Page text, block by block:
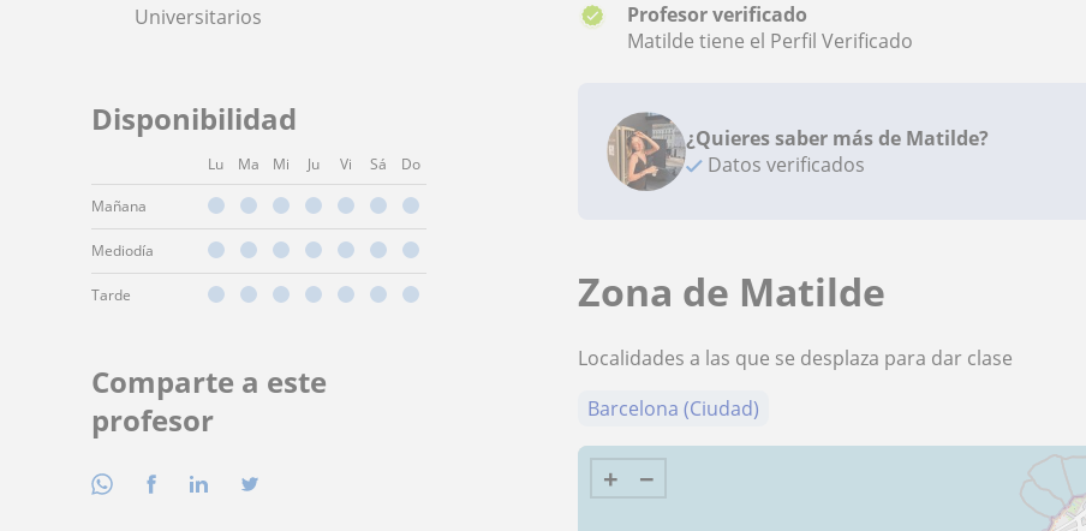
Universitarios
Disponibilidad
Lu Ma Mi Ju Vi Sá Do
Mañana
Mediodía
Tarde
Comparte a este
profesor
Profesor verificado
Matilde tiene el Perfil Verificado
¿Quieres saber más de Matilde?
Datos verificados
Zona de Matilde
Localidades a las que se desplaza para dar clase
Barcelona (Ciudad)
+ −